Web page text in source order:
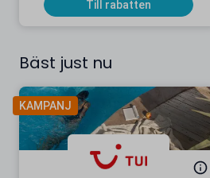
Till rabatten
Bäst just nu
KAMPANJ